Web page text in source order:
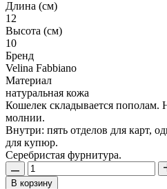
Длина (см)
12
Высота (см)
10
Бренд
Velina Fabbiano
Материал
натуральная кожа
Кошелек складывается пополам.
молнии.
Внутри: пять отделов для карт,
для купюр.
Серебристая фурнитура.
В корзину